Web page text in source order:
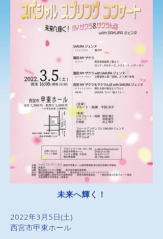
未来へ輝く！
2022年3月5日(土)
​西宮市甲東ホール